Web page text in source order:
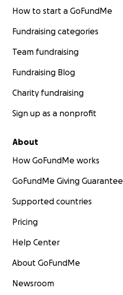
How to start a GoFundMe
Fundraising categories
Team fundraising
Fundraising Blog
Charity fundraising
Sign up as a nonprofit
About
How GoFundMe works
GoFundMe Giving Guarantee
Supported countries
Pricing
Help Center
About GoFundMe
Newsroom